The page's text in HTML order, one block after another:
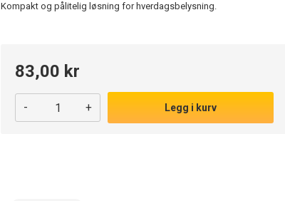
Kompakt og pålitelig løsning for hverdagsbelysning.
83,00 kr
- + Legg i kurv